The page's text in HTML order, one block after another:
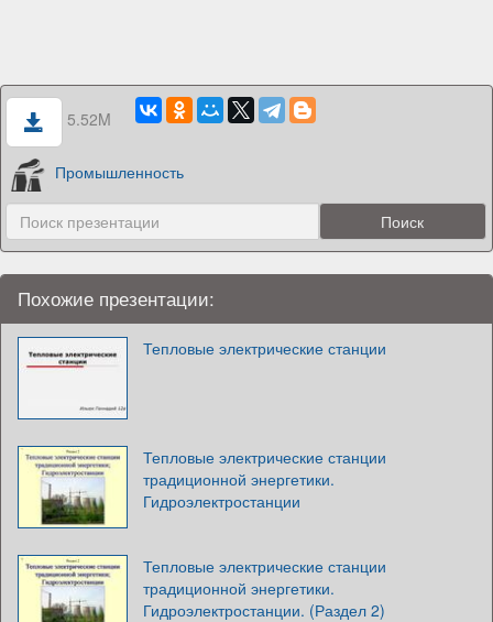
5.52M
Промышленность
Похожие презентации:
Тепловые электрические станции
Тепловые электрические станции
традиционной энергетики.
Гидроэлектростанции
Тепловые электрические станции
традиционной энергетики.
Гидроэлектростанции. (Раздел 2)